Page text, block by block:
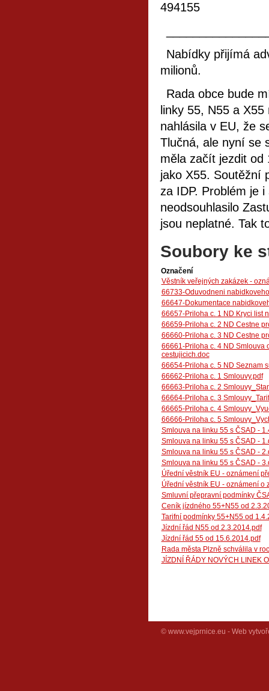
494155
Nabídky přijímá
milionů.
Rada obce bude
linky 55, N55 a
nahlásila v EU, že
Tlučná, ale nyní se
měla začít jezdit od
jako X55. Soutěžní
za IDP. Problém je
neodsouhlasilo
jsou neplatné. Tak
Soubory ke
Označení
Věstník veřejných zakázek -
66733-Oduvodneni
66647-Dokumentace
66657-Priloha c. 1 ND Kryci list
66659-Priloha c. 2 ND Cestne
66660-Priloha c. 3 ND Cestne
66661-Priloha c. 4 ND Smlouva
cestujicich.doc
66654-Priloha c. 5 ND Seznam
66662-Priloha c. 1 Smlouvy.pdf
66663-Priloha c. 2
66664-Priloha c. 3
66665-Priloha c. 4
66666-Priloha c. 5
Smlouva na linku 55 s ČSAD -
Smlouva na linku 55 s ČSAD -
Smlouva na linku 55 s ČSAD -
Smlouva na linku 55 s ČSAD -
Úřední věstník EU - oznámení
Úřední věstník EU - oznámení o
Smluvní přepravní podmínky
Ceník jízdného 55+N55 od
Tarifní podmínky 55+N55 od
Jízdní řád N55 od 2.3.2014.pdf
Jízdní řád 55 od 15.6.2014.pdf
Rada města Plzně schválila v
JÍZDNÍ ŘÁDY NOVÝCH LINEK
© www.vejprnice.eu - Web